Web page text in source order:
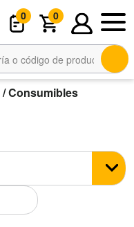
0 0
/ Consumibles